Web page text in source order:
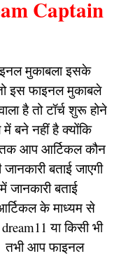
Captain
मुकाबला इसके
इस फाइनल मुकाबले
है तो टॉर्च शुरू होने
बने नहीं है क्योंकि
आप आर्टिकल कौन
बताई जाएगी
जानकारी बताई
के माध्यम से
या किसी भी
तभी आप फाइनल